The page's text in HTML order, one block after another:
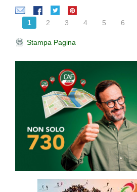
1 2 3 4 5 6
Stampa Pagina